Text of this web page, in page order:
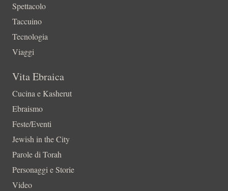
Spettacolo
Taccuino
Tecnologia
Viaggi
Vita Ebraica
Cucina e Kasherut
Ebraismo
Feste/Eventi
Jewish in the City
Parole di Torah
Personaggi e Storie
Video